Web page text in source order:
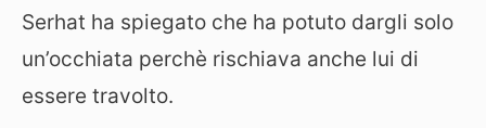
Serhat ha spiegato che ha potuto dargli solo
un’occhiata perchè rischiava anche lui di
essere travolto.